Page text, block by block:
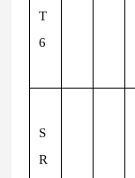
T
6
S
R